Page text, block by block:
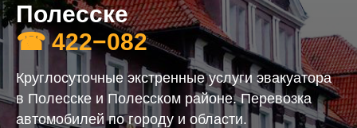
Полесске
☎422−082
Круглосуточные экстренные услуги эвакуатора
в Полесске и Полесском районе. Перевозка
автомобилей по городу и области.